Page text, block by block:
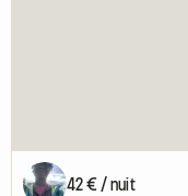
42 € / nuit